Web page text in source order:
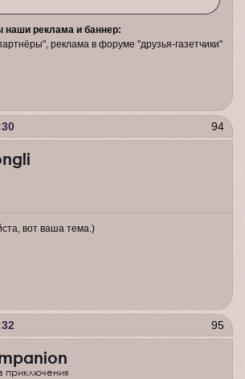
наши реклама и баннер:
реклама в форуме "друзья-газетчики"
94
вот ваша тема.)
95
приключения